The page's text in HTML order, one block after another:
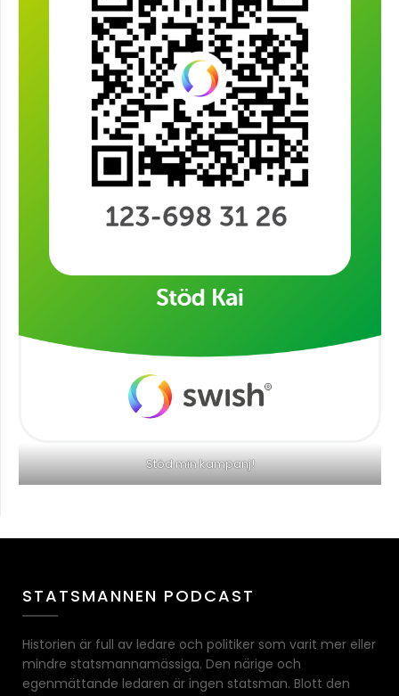
Stöd min kampanj!
STATSMANNEN PODCAST
Historien är full av ledare och politiker som varit mer eller
mindre statsmannamässiga. Den närige och
egenmättande ledaren är ingen statsman. Blott den